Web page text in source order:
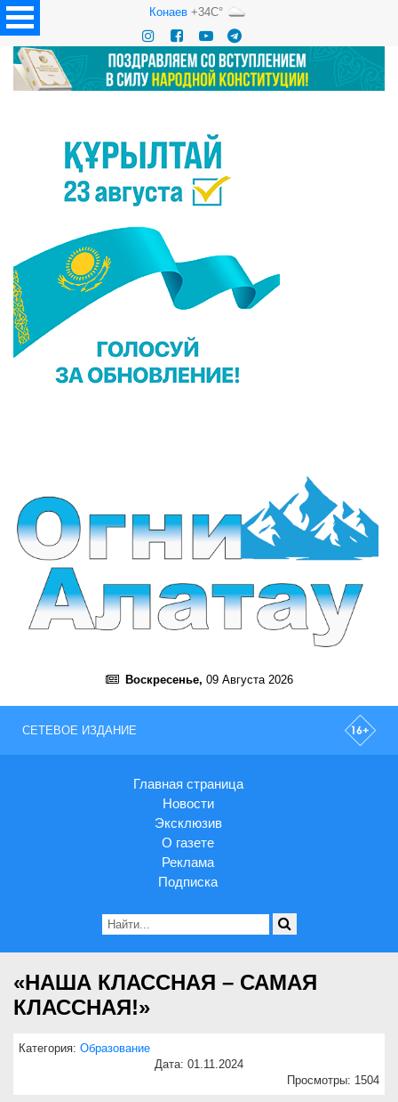
Конаев+34C°
Воскресенье, 09 Августа 2026
СЕТЕВОЕ ИЗДАНИЕ
Главная страница
Новости
Эксклюзив
О газете
Реклама
Подписка
«НАША КЛАССНАЯ – САМАЯ
КЛАССНАЯ!»
Категория: Образование
Дата: 01.11.2024
Просмотры: 1504